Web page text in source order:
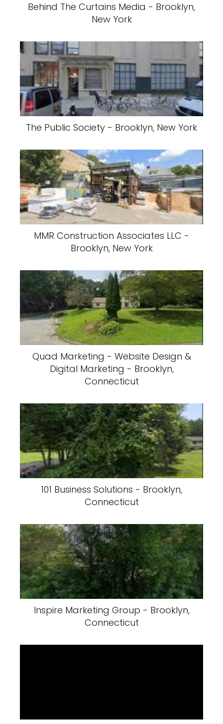
Behind The Curtains Media - Brooklyn,
New York
The Public Society - Brooklyn, New York
MMR Construction Associates LLC -
Brooklyn, New York
Quad Marketing - Website Design &
Digital Marketing - Brooklyn,
Connecticut
101 Business Solutions - Brooklyn,
Connecticut
Inspire Marketing Group - Brooklyn,
Connecticut